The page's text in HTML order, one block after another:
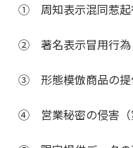
① 周知表示混同惹起
② 著名表示冒用行為
③ 形態模倣商品の提
④ 営業秘密の侵害（